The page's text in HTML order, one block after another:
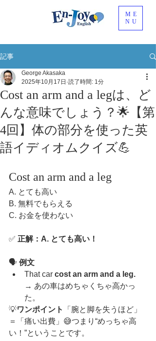
ME
NU
記事
Cost an arm and a legは、ど
んな意味でしょう？🌟【第
4回】体の部分を使った英
語イディオムクイズ💪
George Akasaka
2025年10月17日 読了時間: 1分
Cost an arm and a leg
A. とても高い
B. 無料でもらえる
C. お金を使わない
✅ 正解：A. とても高い！
🗣️ 例文
That car cost an arm and a leg.
→ あの車はめちゃくちゃ高かっ
た。
💡ワンポイント
「腕と脚を失うほど」
＝「痛い出費」😅つまり“めっちゃ高
い！”ということです。